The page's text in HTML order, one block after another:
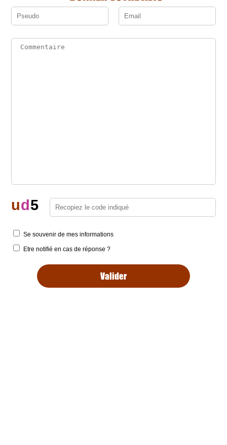
ud5
Se souvenir de mes informations
Etre notifié en cas de réponse ?